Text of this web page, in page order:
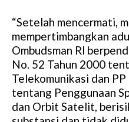
“Setelah mencermati,
mempertimbangkan
Ombudsman Rl
No. 52 Tahun 2000
Telekomunikasi dan
tentang Penggunaan
dan Orbit Satelit,